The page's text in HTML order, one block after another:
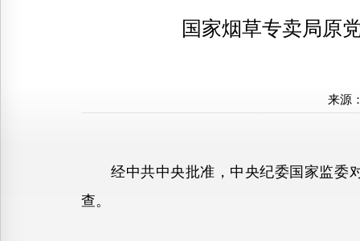
国家烟草专卖局原
来源
经中共中央批准，中央纪委国家监委对
查。